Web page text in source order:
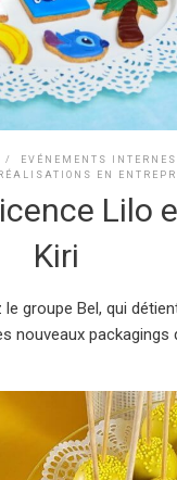
/ EVÉNEMENTS INTERNES
EN
Lilo
Kiri
groupe Bel, qui
nouveaux packagings